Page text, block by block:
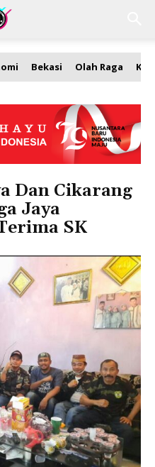
Bekasi Olah Raga
Dan Cikarang
Jaya
SK